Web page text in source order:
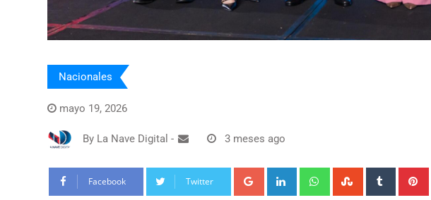
Nacionales
mayo 19, 2026
By La Nave Digital - 3 meses ago
Facebook Twitter Google+ LinkedIn WhatsappStumbleUpon
Tumblr